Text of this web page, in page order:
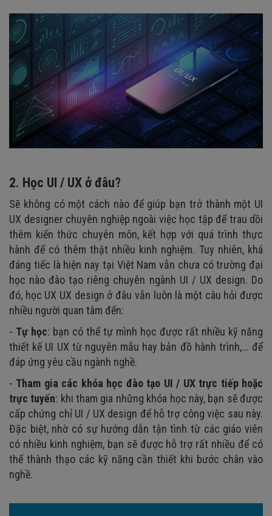
2. Học UI / UX ở đâu?
Sẽ không có một cách nào để giúp bạn trở thành một UI
UX designer chuyên nghiệp ngoài việc học tập để trau dồi
thêm kiến thức chuyên môn, kết hợp với quá trình thực
hành để có thêm thật nhiều kinh nghiệm. Tuy nhiên, khá
đáng tiếc là hiện nay tại Việt Nam vẫn chưa có trường đại
học nào đào tạo riêng chuyên ngành UI / UX design. Do
đó, học UX UX design ở đâu vẫn luôn là một câu hỏi được
nhiều người quan tâm đến:
- Tự học: bạn có thể tự mình học được rất nhiều kỹ năng
thiết kế UI UX từ nguyên mẫu hay bản đồ hành trình,... để
đáp ứng yêu cầu ngành nghề.
- Tham gia các khóa học đào tạo UI / UX trực tiếp hoặc
trực tuyến: khi tham gia những khóa học này, bạn sẽ được
cấp chứng chỉ UI / UX design để hỗ trợ công việc sau này.
Đặc biệt, nhờ có sự hướng dẫn tận tình từ các giáo viên
có nhiều kinh nghiệm, bạn sẽ được hỗ trợ rất nhiều để có
thể thành thạo các kỹ năng cần thiết khi bước chân vào
nghề.